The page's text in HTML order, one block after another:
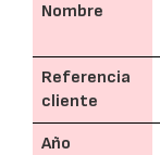
Nombre
Referencia
cliente
Año